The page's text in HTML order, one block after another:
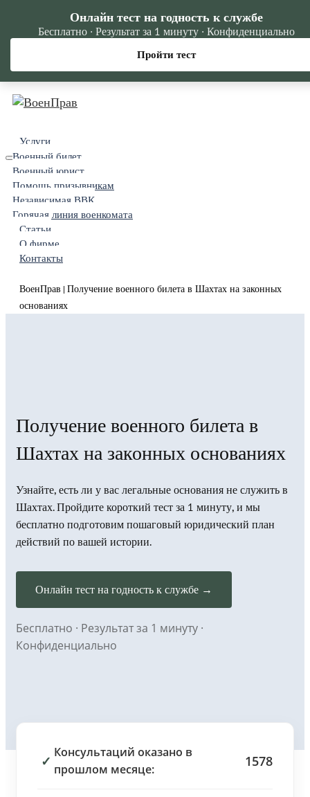
Услуги
Военный билет
Военный юрист
Помощь призывникам
Независимая ВВК
Горячая линия военкомата
Статьи
О фирме
Контакты
ВоенПрав | Получение военного билета в Шахтах на законных
основаниях
Получение военного билета в
Шахтах на законных основаниях
Узнайте, есть ли у вас легальные основания не служить в
Шахтах. Пройдите короткий тест за 1 минуту, и мы
бесплатно подготовим пошаговый юридический план
действий по вашей истории.
Онлайн тест на годность к службе →
Бесплатно · Результат за 1 минуту ·
Конфиденциально
✓
Консультаций оказано в
прошлом месяце:
1578
Онлайн тест на годность к службе
Бесплатно · Результат за 1 минуту · Конфиденциально
Пройти тест